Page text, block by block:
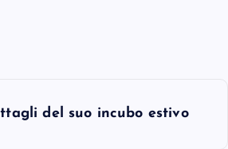
del suo incubo estivo